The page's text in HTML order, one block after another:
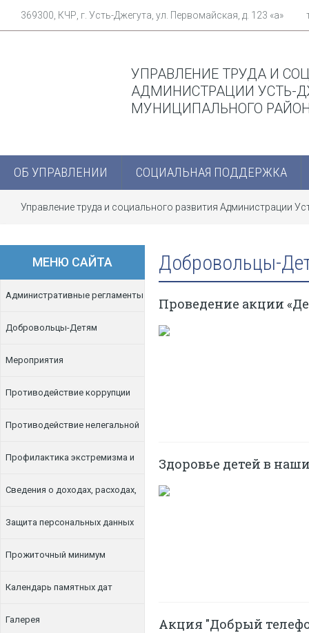
369300, КЧР, г. Усть-Джегута, ул. Первомайская, д. 123 «а»
УПРАВЛЕНИЕ ТРУДА И
АДМИНИСТРАЦИИ УСТЬ-
МУНИЦИПАЛЬНОГО
ОБ УПРАВЛЕНИИ СОЦИАЛЬНАЯ ПОДДЕРЖКА
Управление труда и социального развития Администрации
МЕНЮ САЙТА
Административные регламенты
Добровольцы-Детям
Мероприятия
Противодействие коррупции
Противодействие нелегальной
занятости
Профилактика экстремизма и
терроризма
Сведения о доходах, расходах,
об имуществе и обязательствах
имущественного характера
Защита персональных данных
Прожиточный минимум
Календарь памятных дат
Галерея
Добровольцы-
Проведение акции
Здоровье детей в
Акция "Добрый